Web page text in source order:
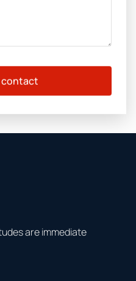
contact
are immediate